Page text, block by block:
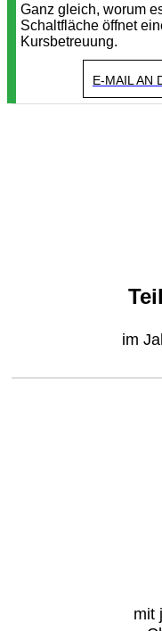
Ganz gleich, worum
Schaltfläche öffnet
Kursbetreuung.
E-MAIL AN
im
mit